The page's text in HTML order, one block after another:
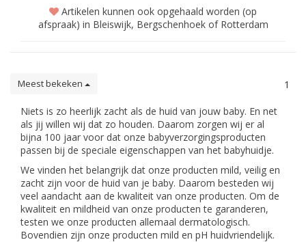
Artikelen kunnen ook opgehaald worden (op
afspraak) in Bleiswijk, Bergschenhoek of Rotterdam
Meest bekeken 1
Niets is zo heerlijk zacht als de huid van jouw baby. En net
als jij willen wij dat zo houden. Daarom zorgen wij er al
bijna 100 jaar voor dat onze babyverzorgingsproducten
passen bij de speciale eigenschappen van het babyhuidje.
We vinden het belangrijk dat onze producten mild, veilig en
zacht zijn voor de huid van je baby. Daarom besteden wij
veel aandacht aan de kwaliteit van onze producten. Om de
kwaliteit en mildheid van onze producten te garanderen,
testen we onze producten allemaal dermatologisch.
Bovendien zijn onze producten mild en pH huidvriendelijk.